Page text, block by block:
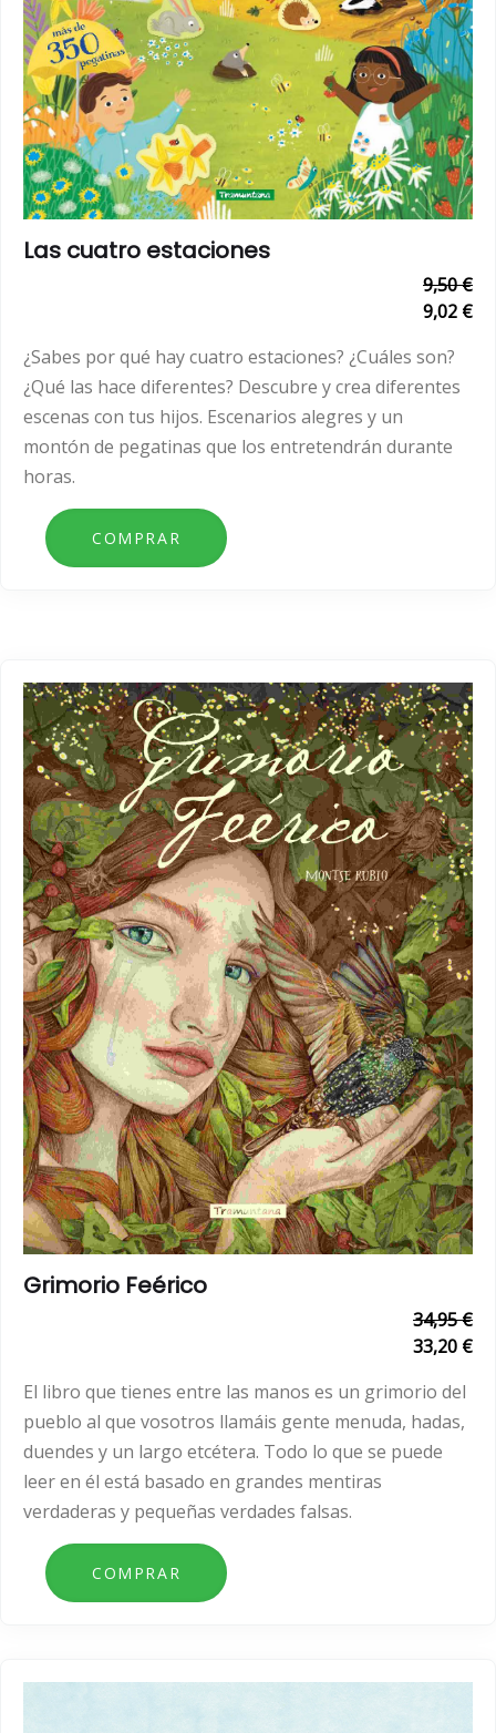
Las cuatro estaciones
9,50 €
9,02 €
¿Sabes por qué hay cuatro estaciones? ¿Cuáles son?
¿Qué las hace diferentes? Descubre y crea diferentes
escenas con tus hijos. Escenarios alegres y un
montón de pegatinas que los entretendrán durante
horas.
Grimorio Feérico
34,95 €
33,20 €
El libro que tienes entre las manos es un grimorio del
pueblo al que vosotros llamáis gente menuda, hadas,
duendes y un largo etcétera. Todo lo que se puede
leer en él está basado en grandes mentiras
verdaderas y pequeñas verdades falsas.